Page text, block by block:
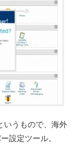
いうもので、海外
設定ツール。